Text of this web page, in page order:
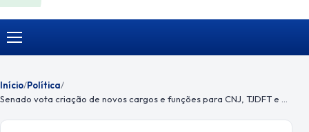
Menu
Início/Política/